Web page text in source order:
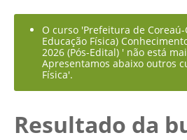
O curso 'Prefeitura de Coreaú-
Educação Física)
2026 (Pós-Edital) ' não está
Apresentamos abaixo outros
Física'.
Resultado da